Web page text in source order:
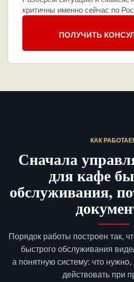
критичны именно сейчас по
ПОЛУЧИТЬ
КАК
Сначала
для кафе
обслуживания,
Порядок работы построен так,
быстрого обслуживания
а понятную систему: что нужно,
действовать при